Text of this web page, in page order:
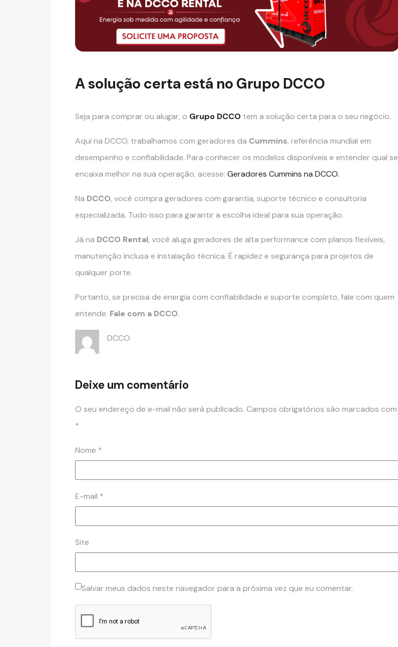
A solução certa está no Grupo DCCO
Seja para comprar ou alugar, o Grupo DCCO tem a solução certa para o seu negócio.
Aqui na DCCO, trabalhamos com geradores da Cummins, referência mundial em
desempenho e confiabilidade. Para conhecer os modelos disponíveis e entender qual se
encaixa melhor na sua operação, acesse: Geradores Cummins na DCCO.
Na DCCO, você compra geradores com garantia, suporte técnico e consultoria
especializada. Tudo isso para garantir a escolha ideal para sua operação.
Já na DCCO Rental, você aluga geradores de alta performance com planos flexíveis,
manutenção inclusa e instalação técnica. É rapidez e segurança para projetos de
qualquer porte.
Portanto, se precisa de energia com confiabilidade e suporte completo, fale com quem
entende. Fale com a DCCO.
DCCO
Deixe um comentário
O seu endereço de e-mail não será publicado. Campos obrigatórios são marcados com
*
Nome *
E-mail *
Site
Salvar meus dados neste navegador para a próxima vez que eu comentar.